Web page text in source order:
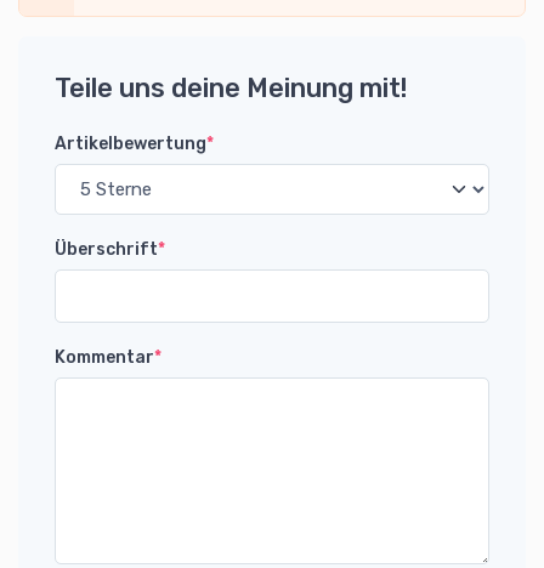
Teile uns deine Meinung mit!
Artikelbewertung*
Überschrift*
Kommentar*